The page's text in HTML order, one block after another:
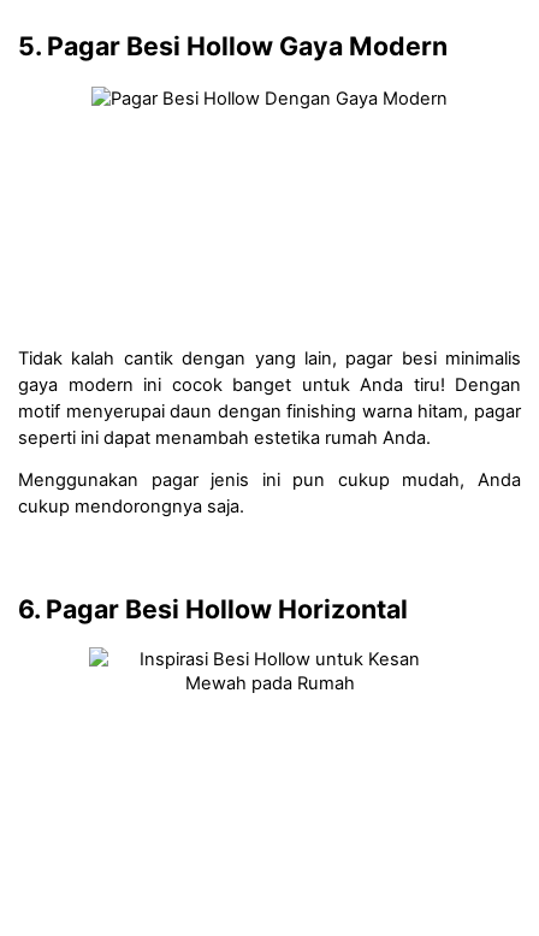
5. Pagar Besi Hollow Gaya Modern
Tidak kalah cantik dengan yang lain, pagar besi minimalis
gaya modern ini cocok banget untuk Anda tiru! Dengan
motif menyerupai daun dengan finishing warna hitam, pagar
seperti ini dapat menambah estetika rumah Anda.
Menggunakan pagar jenis ini pun cukup mudah, Anda
cukup mendorongnya saja.
6. Pagar Besi Hollow Horizontal